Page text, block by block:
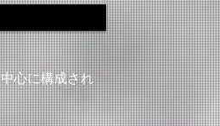
中心に構成され